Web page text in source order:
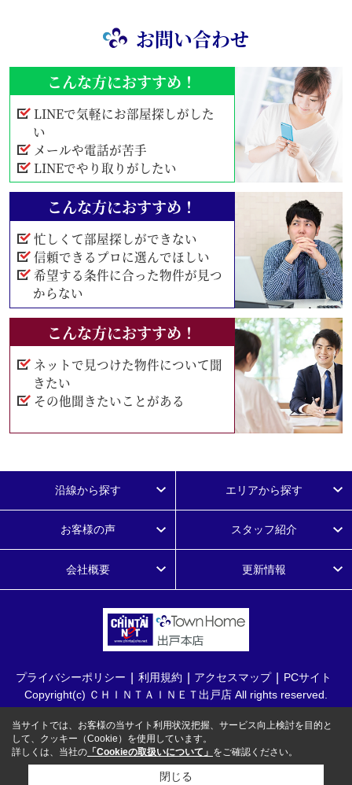
お問い合わせ
こんな方におすすめ！
LINEで気軽にお部屋探しがした
い
メールや電話が苦手
LINEでやり取りがしたい
こんな方におすすめ！
忙しくて部屋探しができない
信頼できるプロに選んでほしい
希望する条件に合った物件が見つ
からない
こんな方におすすめ！
ネットで見つけた物件について聞
きたい
その他聞きたいことがある
沿線から探す エリアから探す
お客様の声 スタッフ紹介
会社概要 更新情報
プライバシーポリシー 利用規約 アクセスマップ
PCサイト
Copyright(c) ＣＨＩＮＴＡＩＮＥＴ出戸店 All rights reserved.
当サイトでは、お客様の当サイト利用状況把握、サービス向上検討を目的と
して、クッキー（Cookie）を使用しています。
詳しくは、当社の 「Cookieの取扱いについて」 をご確認ください。
閉じる